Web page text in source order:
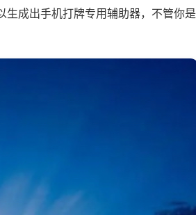
生成出手机打牌专用辅助器，不管你是